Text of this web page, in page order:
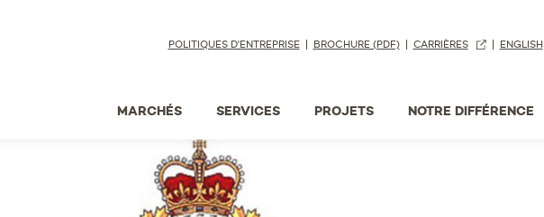
POLITIQUES D'ENTREPRISE BROCHURE (PDF) CARRIÈRES ENGLISH
MARCHÉS SERVICES PROJETS NOTRE DIFFÉRENCE